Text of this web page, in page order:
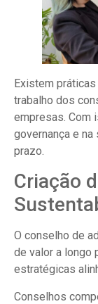
Existem práticas
trabalho dos
empresas. Com
governança e
prazo.
Criação
O conselho de
de valor a longo
estratégicas
Conselhos